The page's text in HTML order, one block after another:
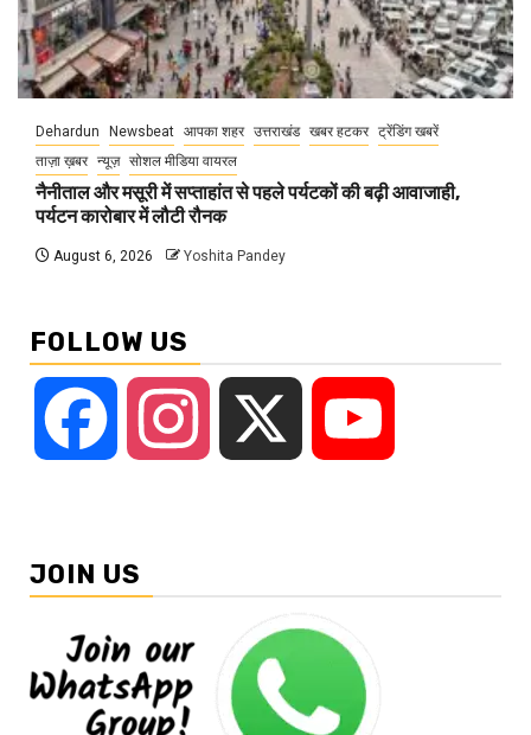
Dehardun Newsbeat आपका शहर उत्तराखंड खबर हटकर ट्रेंडिंग खबरें
ताज़ा ख़बर न्यूज़ सोशल मीडिया वायरल
नैनीताल और मसूरी में सप्ताहांत से पहले पर्यटकों की बढ़ी आवाजाही,
पर्यटन कारोबार में लौटी रौनक
August 6, 2026 Yoshita Pandey
FOLLOW US
Facebook Instagram
JOIN US